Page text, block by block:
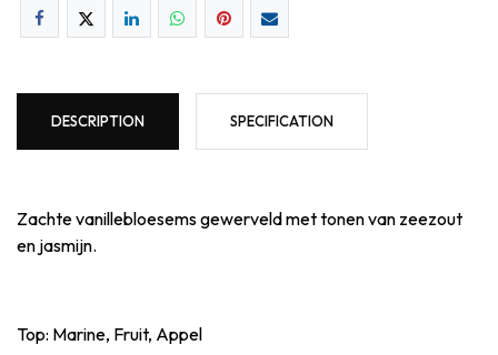
DESCRIPTION SPECIFICATION
Zachte vanillebloesems gewerveld met tonen van zeezout
en jasmijn.
Top: Marine, Fruit, Appel